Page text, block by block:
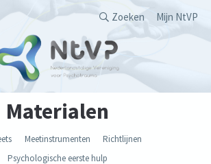
Secondary
Zoeken Mijn NtVP
Materialen
Meetinstrumenten
Richtlijnen
Psychologische eerste hulp